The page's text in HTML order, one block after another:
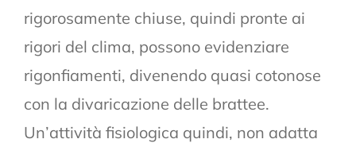
rigorosamente chiuse, quindi pronte ai
rigori del clima, possono evidenziare
rigonfiamenti, divenendo quasi cotonose
con la divaricazione delle brattee.
Un’attività fisiologica quindi, non adatta